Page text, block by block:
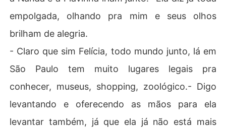
empolgada, olhando pra mim e seus olhos
brilham de alegria.
- Claro que sim Felícia, todo mundo junto, lá em
São Paulo tem muito lugares legais pra
conhecer, museus, shopping, zoológico.- Digo
levantando e oferecendo as mãos para ela
levantar também, já que ela já não está mais